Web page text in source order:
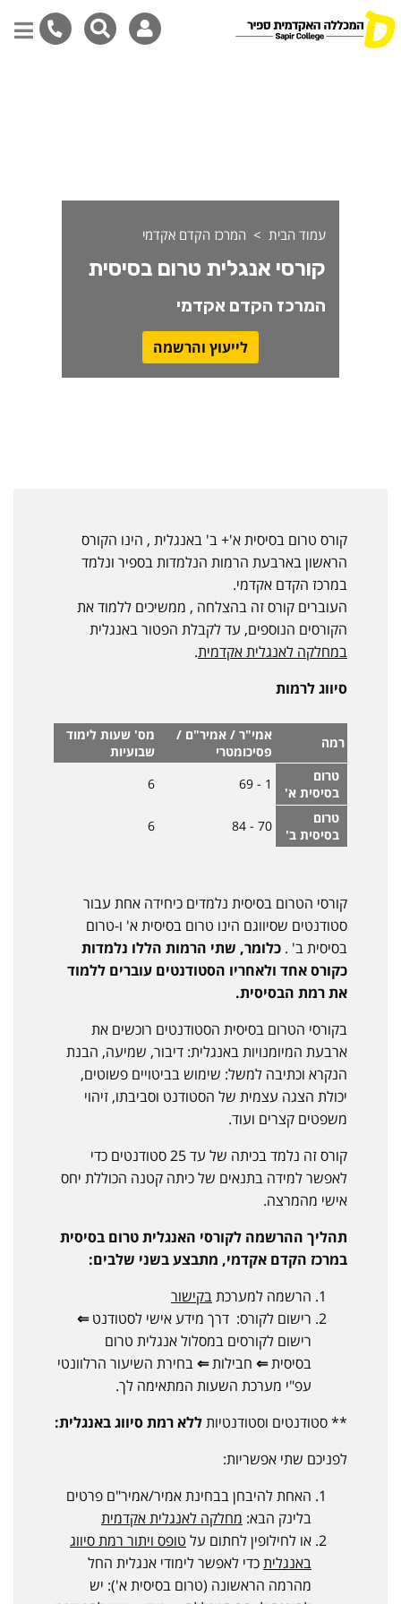
עמוד הבית המרכז הקדם אקדמי
קורסי אנגלית טרום בסיסית
המרכז הקדם אקדמי
לייעוץ והרשמה
קורס טרום בסיסית א'+ ב' באנגלית , הינו הקורס
הראשון בארבעת הרמות הנלמדות בספיר ונלמד
במרכז הקדם אקדמי.
העוברים קורס זה בהצלחה , ממשיכים ללמוד את
הקורסים הנוספים, עד לקבלת הפטור באנגלית
במחלקה לאנגלית אקדמית.
סיווג לרמות
רמה
אמי"ר / אמיר"ם /
פסיכומטרי
מס' שעות לימוד
שבועיות
טרום
בסיסית א'
1 - 69
6
טרום
בסיסית ב'
70 - 84
6
קורסי הטרום בסיסית נלמדים כיחידה אחת עבור
סטודנטים שסיווגם הינו טרום בסיסית א' ו-טרום
בסיסית ב' . כלומר, שתי הרמות הללו נלמדות
כקורס אחד ולאחריו הסטודנטים עוברים ללמוד
את רמת הבסיסית.
בקורסי הטרום בסיסית הסטודנטים רוכשים את
ארבעת המיומנויות באנגלית: דיבור, שמיעה, הבנת
הנקרא וכתיבה למשל: שימוש בביטויים פשוטים,
יכולת הצגה עצמית של הסטודנט וסביבתו, זיהוי
משפטים קצרים ועוד.
קורס זה נלמד בכיתה של עד 25 סטודנטים כדי
לאפשר למידה בתנאים של כיתה קטנה הכוללת יחס
אישי מהמרצה.
תהליך ההרשמה לקורסי האנגלית טרום בסיסית
במרכז הקדם אקדמי, מתבצע בשני שלבים:
הרשמה למערכתבקישור
רישום לקורס: דרך מידע אישי לסטודנט⇐
רישום לקורסים במסלול אנגלית טרום
בסיסית⇐ חבילות⇐בחירת השיעור הרלוונטי
עפ"י מערכת השעות המתאימה לך.
** סטודנטים וסטודנטיותללא רמת סיווג באנגלית:
לפניכם שתי אפשריות:
האחת להיבחן בבחינת אמיר/אמיר"ם פרטים
בלינק הבא: מחלקה לאנגלית אקדמית
או לחילופין לחתום על טופס ויתור רמת סיווג
באנגליתכדי לאפשר לימודי אנגלית החל
מהרמה הראשונה (טרום בסיסית א'): יש